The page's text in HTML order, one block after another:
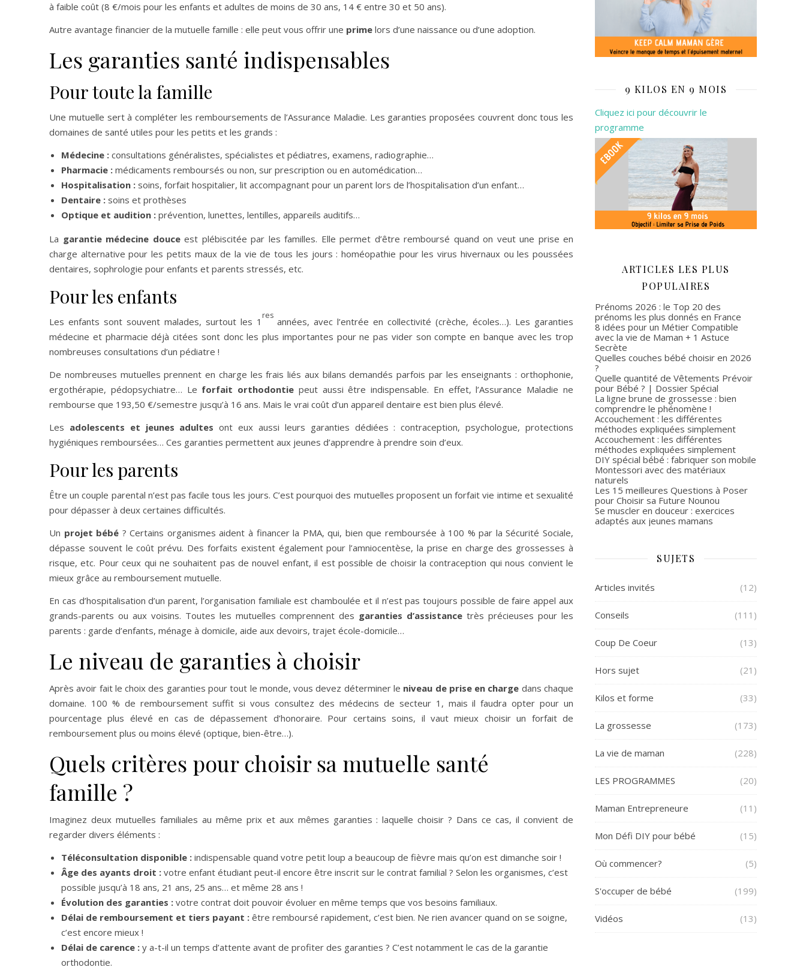
à faible coût (8 €/mois pour les enfants et adultes de moins de 30 ans, 14 € entre 30 et 50 ans).
Autre avantage financier de la mutuelle famille : elle peut vous offrir une prime lors d’une naissance ou d’une adoption.
Les garanties santé indispensables
Pour toute la famille
Une mutuelle sert à compléter les remboursements de l’Assurance Maladie. Les garanties proposées couvrent donc tous les
domaines de santé utiles pour les petits et les grands :
Médecine : consultations généralistes, spécialistes et pédiatres, examens, radiographie…
Pharmacie : médicaments remboursés ou non, sur prescription ou en automédication…
Hospitalisation : soins, forfait hospitalier, lit accompagnant pour un parent lors de l’hospitalisation d’un enfant…
Dentaire : soins et prothèses
Optique et audition : prévention, lunettes, lentilles, appareils auditifs…
La garantie médecine douceest plébiscitée par les familles. Elle permet d’être remboursé quand on veut une prise en
charge alternative pour les petits maux de la vie de tous les jours : homéopathie pour les virus hivernaux ou les poussées
dentaires, sophrologie pour enfants et parents stressés, etc.
Pour les enfants
Les enfants sont souvent malades, surtout les 1
res
années, avec l’entrée en collectivité (crèche, écoles…). Les garanties
médecine et pharmacie déjà citées sont donc les plus importantes pour ne pas vider son compte en banque avec les trop
nombreuses consultations d’un pédiatre !
De nombreuses mutuelles prennent en charge les frais liés aux bilans demandés parfois par les enseignants : orthophonie,
ergothérapie, pédopsychiatre… Le forfait orthodontie peut aussi être indispensable. En effet, l’Assurance Maladie ne
rembourse que 193,50 €/semestre jusqu’à 16 ans. Mais le vrai coût d’un appareil dentaire est bien plus élevé.
Les adolescents et jeunes adultes ont eux aussi leurs garanties dédiées : contraception, psychologue, protections
hygiéniques remboursées… Ces garanties permettent aux jeunes d’apprendre à prendre soin d’eux.
Pour les parents
Être un couple parental n’est pas facile tous les jours. C’est pourquoi des mutuelles proposent un forfait vie intime et sexualité
pour dépasser à deux certaines difficultés.
Un projet bébé ? Certains organismes aident à financer la PMA, qui, bien que remboursée à 100 % par la Sécurité Sociale,
dépasse souvent le coût prévu. Des forfaits existent également pour l’amniocentèse, la prise en charge des grossesses à
risque, etc. Pour ceux qui ne souhaitent pas de nouvel enfant, il est possible de choisir la contraception qui nous convient le
mieux grâce au remboursement mutuelle.
En cas d’hospitalisation d’un parent, l’organisation familiale est chamboulée et il n’est pas toujours possible de faire appel aux
grands-parents ou aux voisins. Toutes les mutuelles comprennent des garanties d’assistance très précieuses pour les
parents : garde d’enfants, ménage à domicile, aide aux devoirs, trajet école-domicile…
Le niveau de garanties à choisir
Après avoir fait le choix des garanties pour tout le monde, vous devez déterminer le niveau de prise en charge dans chaque
domaine. 100 % de remboursement suffit si vous consultez des médecins de secteur 1, mais il faudra opter pour un
pourcentage plus élevé en cas de dépassement d’honoraire. Pour certains soins, il vaut mieux choisir un forfait de
remboursement plus ou moins élevé (optique, bien-être…).
Quels critères pour choisir sa mutuelle santé
famille ?
Imaginez deux mutuelles familiales au même prix et aux mêmes garanties : laquelle choisir ? Dans ce cas, il convient de
regarder divers éléments :
Téléconsultation disponible : indispensable quand votre petit loup a beaucoup de fièvre mais qu’on est dimanche soir !
Âge des ayants droit : votre enfant étudiant peut-il encore être inscrit sur le contrat familial ? Selon les organismes, c’est
possible jusqu’à 18 ans, 21 ans, 25 ans… et même 28 ans !
Évolution des garanties : votre contrat doit pouvoir évoluer en même temps que vos besoins familiaux.
Délai de remboursement et tiers payant : être remboursé rapidement, c’est bien. Ne rien avancer quand on se soigne,
c’est encore mieux !
Délai de carence : y a-t-il un temps d’attente avant de profiter des garanties ? C’est notamment le cas de la garantie
orthodontie.
9 KILOS EN 9 MOIS
Cliquez ici pour découvrir le
programme
ARTICLES LES PLUS
POPULAIRES
Prénoms 2026 : le Top 20 des
prénoms les plus donnés en France
8 idées pour un Métier Compatible
avec la vie de Maman + 1 Astuce
Secrète
Quelles couches bébé choisir en 2026
?
Quelle quantité de Vêtements Prévoir
pour Bébé ? | Dossier Spécial
La ligne brune de grossesse : bien
comprendre le phénomène !
Accouchement : les différentes
méthodes expliquées simplement
Accouchement : les différentes
méthodes expliquées simplement
DIY spécial bébé : fabriquer son mobile
Montessori avec des matériaux
naturels
Les 15 meilleures Questions à Poser
pour Choisir sa Future Nounou
Se muscler en douceur : exercices
adaptés aux jeunes mamans
SUJETS
Articles invités (12)
Conseils (111)
Coup De Coeur (13)
Hors sujet (21)
Kilos et forme (33)
La grossesse (173)
La vie de maman (228)
LES PROGRAMMES (20)
Maman Entrepreneure (11)
Mon Défi DIY pour bébé (15)
Où commencer? (5)
S'occuper de bébé (199)
Vidéos (13)